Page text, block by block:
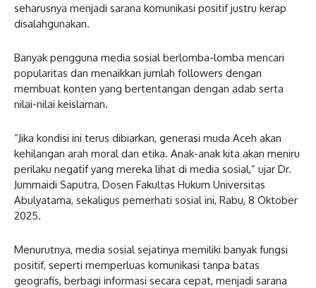
seharusnya menjadi sarana komunikasi positif justru kerap
disalahgunakan.
Banyak pengguna media sosial berlomba-lomba mencari
popularitas dan menaikkan jumlah followers dengan
membuat konten yang bertentangan dengan adab serta
nilai-nilai keislaman.
“Jika kondisi ini terus dibiarkan, generasi muda Aceh akan
kehilangan arah moral dan etika. Anak-anak kita akan meniru
perilaku negatif yang mereka lihat di media sosial,” ujar Dr.
Jummaidi Saputra, Dosen Fakultas Hukum Universitas
Abulyatama, sekaligus pemerhati sosial ini, Rabu, 8 Oktober
2025.
Menurutnya, media sosial sejatinya memiliki banyak fungsi
positif, seperti memperluas komunikasi tanpa batas
geografis, berbagi informasi secara cepat, menjadi sarana